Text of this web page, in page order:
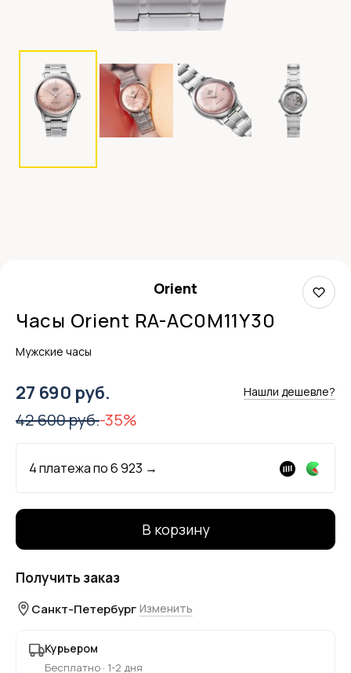
Orient
Часы Orient RA-AC0M11Y30
Мужские часы
27 690 руб. Нашли дешевле?
42 600 руб.-35%
4 платежа по6 923 →
В корзину
Получить заказ
Санкт-Петербург Изменить
Курьером
Бесплатно · 1-2 дня